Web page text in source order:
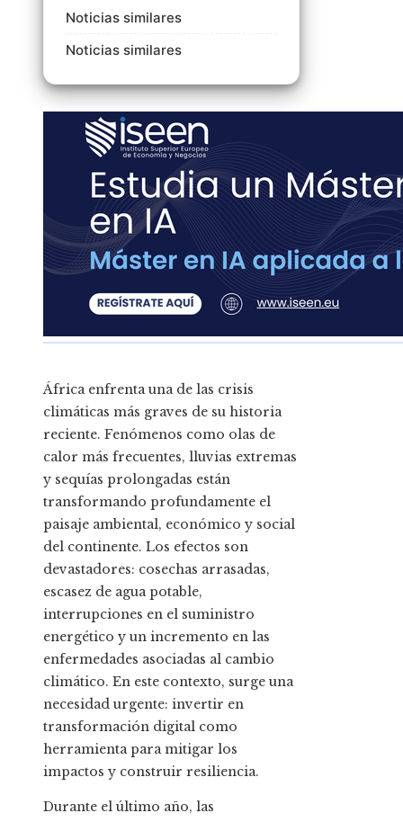
Noticias similares
Noticias similares
África enfrenta una de las crisis
climáticas más graves de su historia
reciente. Fenómenos como olas de
calor más frecuentes, lluvias extremas
y sequías prolongadas están
transformando profundamente el
paisaje ambiental, económico y social
del continente. Los efectos son
devastadores: cosechas arrasadas,
escasez de agua potable,
interrupciones en el suministro
energético y un incremento en las
enfermedades asociadas al cambio
climático. En este contexto, surge una
necesidad urgente: invertir en
transformación digital como
herramienta para mitigar los
impactos y construir resiliencia.
Durante el último año, las